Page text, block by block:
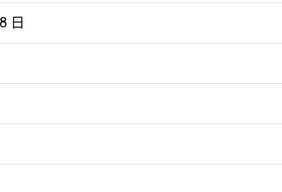
日